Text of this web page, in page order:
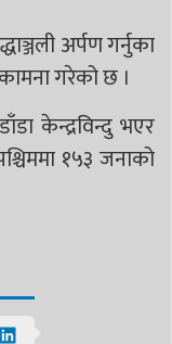
अर्पण गर्नुका
गरेको छ ।
केन्द्रविन्दु भएर
१५३ जनाको